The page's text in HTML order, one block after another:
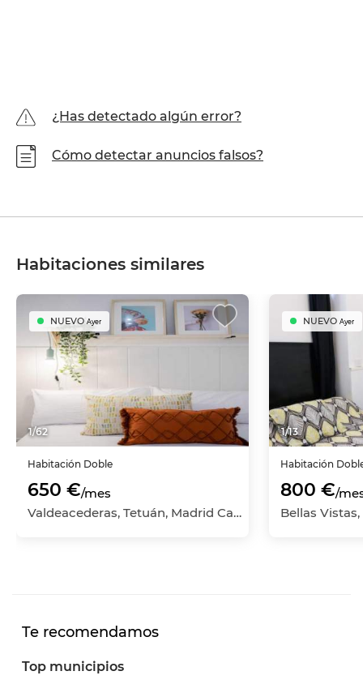
¿Has detectado algún error?
Cómo detectar anuncios falsos?
Habitaciones similares
1/62
NUEVO Ayer
Habitación Doble
650 €/mes
Valdeacederas, Tetuán, Madrid Capital, Madrid
1/13
NUEVO Ayer
Habitación
800 €/
Te recomendamos
Top municipios